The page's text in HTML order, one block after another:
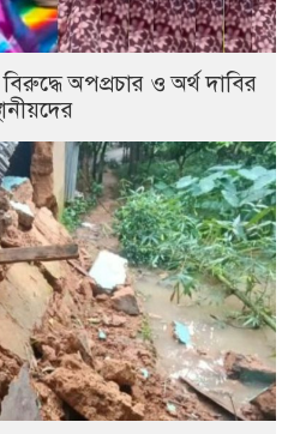
অপপ্রচার ও অর্থ দাবির